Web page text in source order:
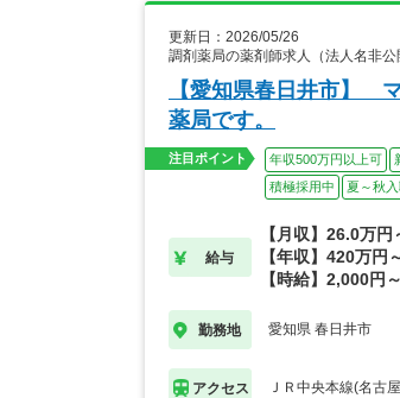
更新日：2026/05/26
調剤薬局の薬剤師求人（法人名非
【愛知県春日井市】
薬局です。
注目ポイント 年収500万円以上可
積極採用中
夏～秋
給与
【月収】26.0万
【年収】420万
【時給】2,000円～
勤務地 愛知県 春日井市
アクセス ＪＲ中央本線(名古